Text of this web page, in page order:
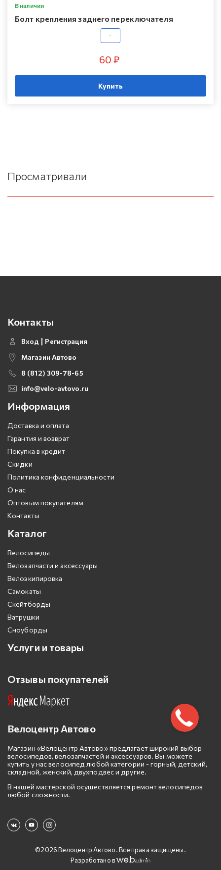
В наличии
Болт крепления заднего переключателя
-
60 ₽
Купить
Просматривали
Контакты
Вход
Регистрация
Магазин Автово
8 (812) 309-78-65
info@velo-avtovo.ru
Информация
Доставка и оплата
Гарантия и возврат
Покупка в кредит
Скидки
Политика конфиденциальности
О нас
Оптовым покупателям
Контакты
Каталог
Велосипеды
Велозапчасти и аксессуары
Велоэкипировка
Самокаты
Скейтборды
Ватрушки
Сноуборды
Услуги и товары
Отзывы покупателей
Велоцентр Автово
Магазин «Велоцентр Автово» предлагает широкий выбор
велосипедов, велозапчастей и аксессуаров. Вы можете
купить у нас велосипед любой категории - горный, детский,
складной, женский, двухподвес и другие.
В нашей мастерской осуществляется ремонт велосипедов
любой сложности.
©2026 Велоцентр Автово. Все права защищены.
Разработано в